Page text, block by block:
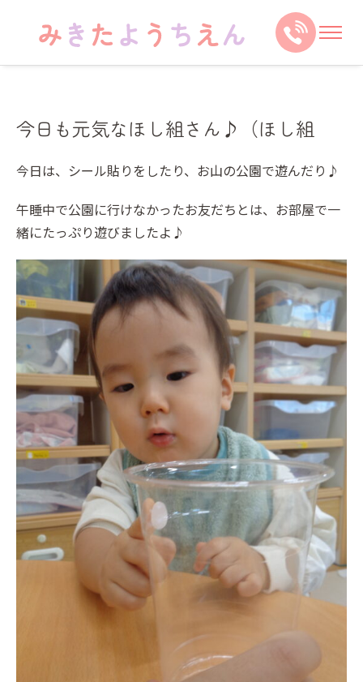
今日も元気なほし組さん♪（ほし組
今日は、シール貼りをしたり、お山の公園で遊んだり♪
午睡中で公園に行けなかったお友だちとは、お部屋で一
緒にたっぷり遊びましたよ♪